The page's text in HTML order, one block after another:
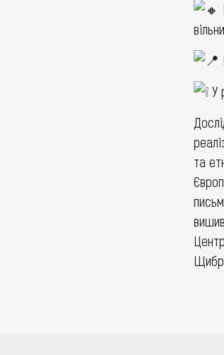
У
та